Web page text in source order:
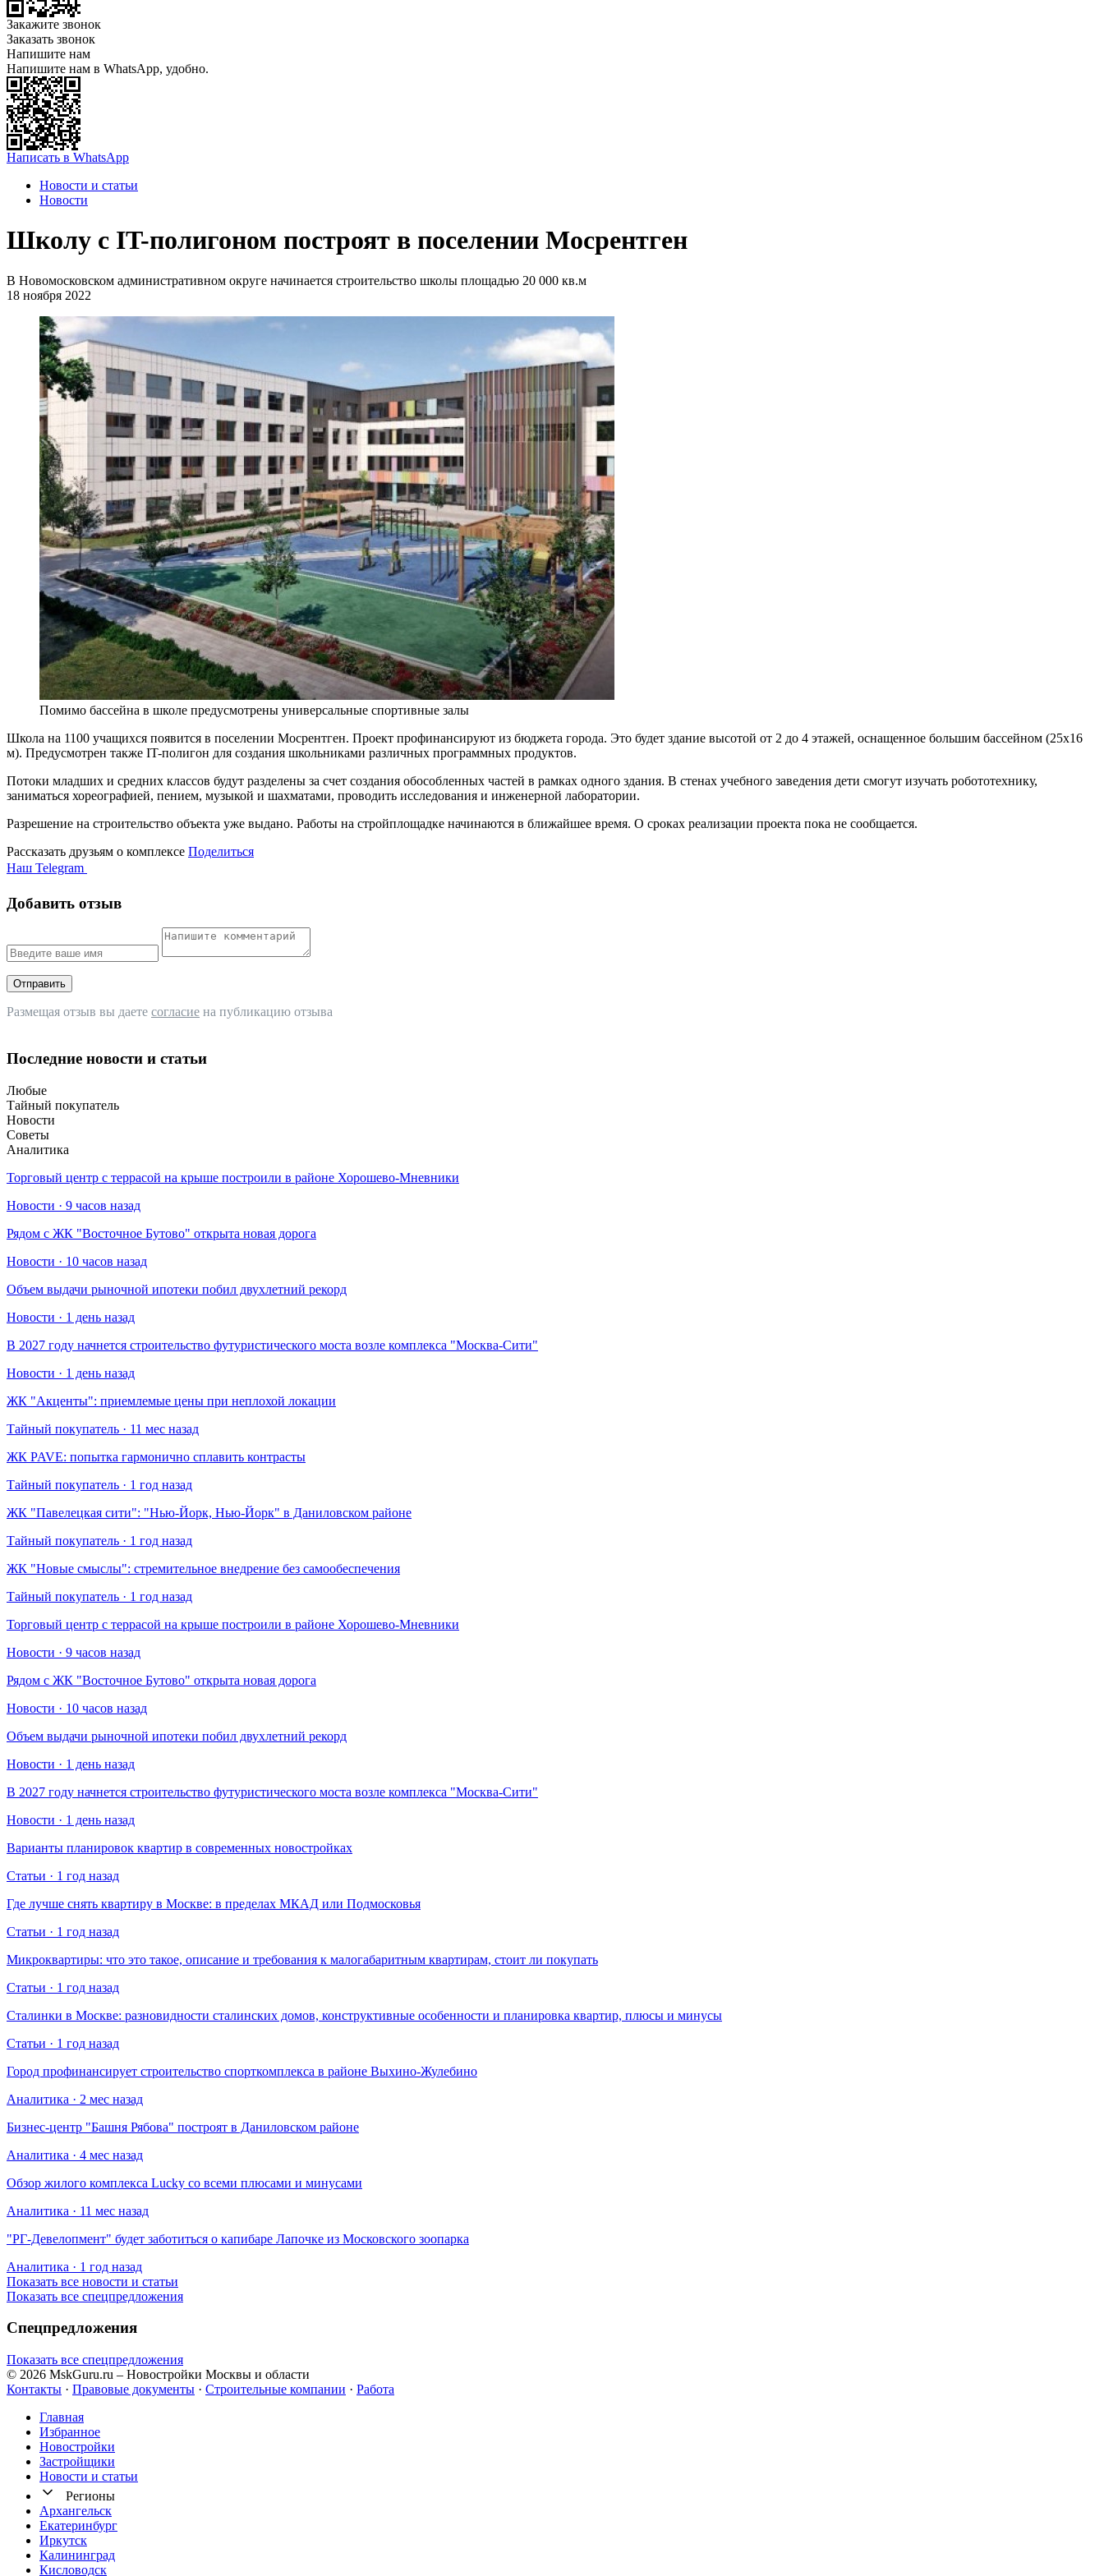
Закажите звонок
Заказать звонок
Напишите нам
Напишите нам в WhatsApp, удобно.
Написать в WhatsApp
Новости и статьи
Новости
Школу с IT-полигоном построят в поселении Мосрентген
В Новомосковском административном округе начинается строительство школы площадью 20 000 кв.м
18 ноября 2022
Помимо бассейна в школе предусмотрены универсальные спортивные залы
Школа на 1100 учащихся появится в поселении Мосрентген. Проект профинансируют из бюджета города. Это будет здание высотой от 2 до 4 этажей, оснащенное большим бассейном (25x16
м). Предусмотрен также IT-полигон для создания школьниками различных программных продуктов.
Потоки младших и средних классов будут разделены за счет создания обособленных частей в рамках одного здания. В стенах учебного заведения дети смогут изучать робототехнику,
заниматься хореографией, пением, музыкой и шахматами, проводить исследования и инженерной лаборатории.
Разрешение на строительство объекта уже выдано. Работы на стройплощадке начинаются в ближайшее время. О сроках реализации проекта пока не сообщается.
Рассказать друзьям о комплексе Поделиться
Наш Telegram
Добавить отзыв
Отправить
Размещая отзыв вы даете согласие на публикацию отзыва
Последние новости и статьи
Любые
Тайный покупатель
Новости
Советы
Аналитика
Торговый центр с террасой на крыше построили в районе Хорошево-Мневники
Новости · 9 часов назад
Рядом с ЖК "Восточное Бутово" открыта новая дорога
Новости · 10 часов назад
Объем выдачи рыночной ипотеки побил двухлетний рекорд
Новости · 1 день назад
В 2027 году начнется строительство футуристического моста возле комплекса "Москва-Сити"
Новости · 1 день назад
​ЖК "Акценты": приемлемые цены при неплохой локации
Тайный покупатель · 11 мес назад
​ЖК PAVE: попытка гармонично сплавить контрасты
Тайный покупатель · 1 год назад
​ЖК "Павелецкая сити": "Нью-Йорк, Нью-Йорк" в Даниловском районе
Тайный покупатель · 1 год назад
​ЖК "Новые смыслы": стремительное внедрение без самообеспечения
Тайный покупатель · 1 год назад
Торговый центр с террасой на крыше построили в районе Хорошево-Мневники
Новости · 9 часов назад
Рядом с ЖК "Восточное Бутово" открыта новая дорога
Новости · 10 часов назад
Объем выдачи рыночной ипотеки побил двухлетний рекорд
Новости · 1 день назад
В 2027 году начнется строительство футуристического моста возле комплекса "Москва-Сити"
Новости · 1 день назад
Варианты планировок квартир в современных новостройках
Статьи · 1 год назад
Где лучше снять квартиру в Москве: в пределах МКАД или Подмосковья
Статьи · 1 год назад
Микроквартиры: что это такое, описание и требования к малогабаритным квартирам, стоит ли покупать
Статьи · 1 год назад
Сталинки в Москве: разновидности сталинских домов, конструктивные особенности и планировка квартир, плюсы и минусы
Статьи · 1 год назад
Город профинансирует строительство спорткомплекса в районе Выхино-Жулебино
Аналитика · 2 мес назад
Бизнес-центр "Башня Рябова" построят в Даниловском районе
Аналитика · 4 мес назад
Обзор жилого комплекса Lucky со всеми плюсами и минусами
Аналитика · 11 мес назад
​"РГ-Девелопмент" будет заботиться о капибаре Лапочке из Московского зоопарка
Аналитика · 1 год назад
Показать все новости и статьи
Показать все спецпредложения
Спецпредложения
Показать все спецпредложения
© 2026 MskGuru.ru – Новостройки Москвы и области
Контакты · Правовые документы · Строительные компании · Работа
Главная
Избранное
Новостр ойки
Застройщики
Новости и статьи
Регионы
Архангельск
Екатеринбург
Иркутск
Калининград
Кисловодск